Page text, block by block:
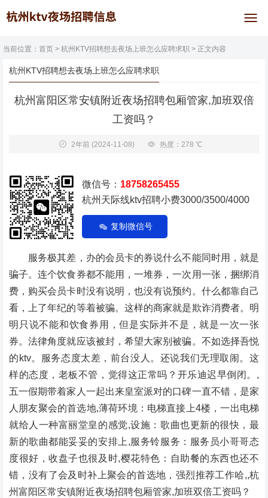
当前位置： 首页 > 杭州KTV招聘想去夜场上班怎么应聘求职 > 正文内容
杭州KTV招聘想去夜场上班怎么应聘求职
杭州富阳区常安镇附近夜场招聘包厢管家,加班双倍
工资吗？
2年前(2024-11-08) 热度：278 ℃
微信号： 18758265455
杭州天际线ktv招聘小费3000/3500/4000
复制微信号
服务极其差，办的会员卡的券说什么不能同时用，就是
骗子。连个饮食券都不能用，一堆券，一次用一张，捆绑消
费，购买会员卡时没有说明，也没有说预约。什么都靠自己
看，上了年纪的等着被骗。这样的商家就是欺诈消费者。明
明只说不能和饮食券用，但是实际并不是，就是一次一张
券。法律角度就应该被封，希望大家别被骗。不如选择吾悦
的ktv。服务态度太差，前台没人。还说我们无理取闹。这
样的态度，老板不管，觉得这正常吗？开乐迪迟早倒闭。,
五一假期带着家人一起出来皇室派对的口碑一直不错，是家
人朋友聚会的首选地,薄荷环境：电梯直接上4楼，一出电梯
就给人一种富丽堂皇的感觉,设施：歌曲也更新的很快，最
新的歌曲都能妥妥的安排上,服务铃服务：服务员小哥哥态
度很好，收盘子也很及时,樱花特色：自助餐的东西也还不
错，没有了会及时补上聚会的首选地，强烈推荐工作哈,,杭
州富阳区常安镇附近夜场招聘包厢管家,加班双倍工资吗？